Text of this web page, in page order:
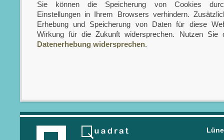
Sie können die Speicherung von Cookies
Einstellungen in Ihrem Browsers verhindern.
Erhebung und Speicherung von Daten für diese
Wirkung für die Zukunft widersprechen. Nutzen Sie
Datenerhebung widersprechen.